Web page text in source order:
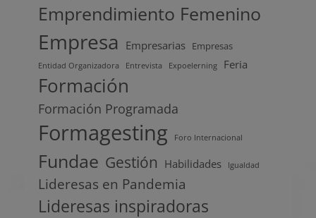
Emprendimiento Femenino
Empresa Empresarias Empresas
Entidad Organizadora Entrevista Expoelerning Feria
Formación
Formación Programada
Formagesting Foro Internacional
Fundae Gestión Habilidades Igualdad
Lideresas en Pandemia
Lideresas inspiradoras